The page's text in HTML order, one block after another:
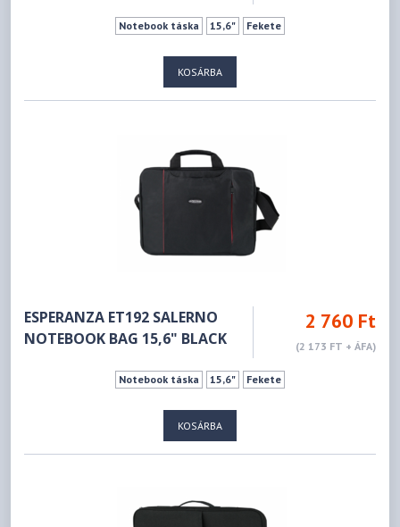
Notebook táska 15,6" Fekete
KOSÁRBA
ESPERANZA ET192 SALERNO
NOTEBOOK BAG 15,6" BLACK
2 760 Ft
(2 173 FT + ÁFA)
Notebook táska 15,6" Fekete
KOSÁRBA